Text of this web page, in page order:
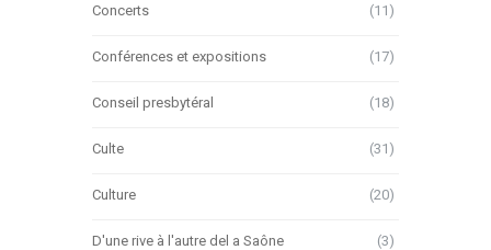
Concerts (11)
Conférences et expositions (17)
Conseil presbytéral (18)
Culte (31)
Culture (20)
D'une rive à l'autre del a Saône (3)